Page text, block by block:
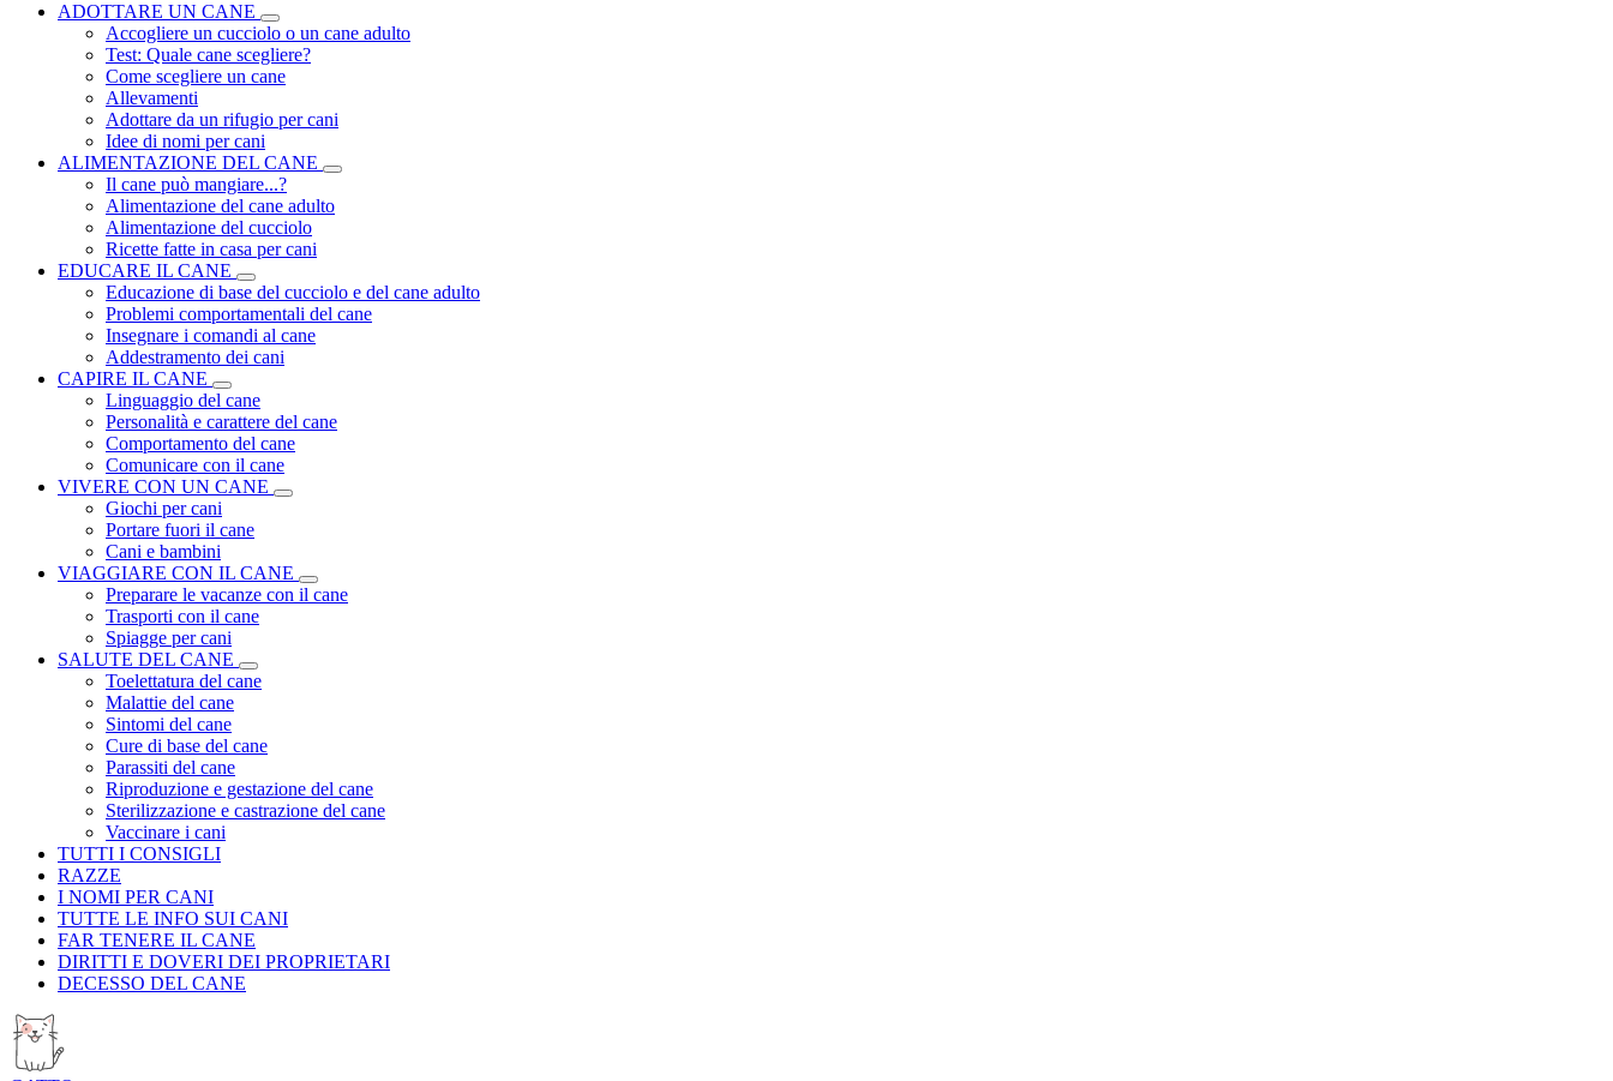
ADOTTARE UN CANE
Accogliere un cucciolo o un cane adulto
Test: Quale cane scegliere?
Come scegliere un cane
Allevamenti
Adottare da un rifugio per cani
Idee di nomi per cani
ALIMENTAZIONE DEL CANE
Il cane può mangiare...?
Alimentazione del cane adulto
Alimentazione del cucciolo
Ricette fatte in casa per cani
EDUCARE IL CANE
Educazione di base del cucciolo e del cane adulto
Problemi comportamentali del cane
Insegnare i comandi al cane
Addestramento dei cani
CAPIRE IL CANE
Linguaggio del cane
Personalità e carattere del cane
Comportamento del cane
Comunicare con il cane
VIVERE CON UN CANE
Giochi per cani
Portare fuori il cane
Cani e bambini
VIAGGIARE CON IL CANE
Preparare le vacanze con il cane
Trasporti con il cane
Spiagge per cani
SALUTE DEL CANE
Toelettatura del cane
Malattie del cane
Sintomi del cane
Cure di base del cane
Parassiti del cane
Riproduzione e gestazione del cane
Sterilizzazione e castrazione del cane
Vaccinare i cani
TUTTI I CONSIGLI
RAZZE
I NOMI PER CANI
TUTTE LE INFO SUI CANI
FAR TENERE IL CANE
DIRITTI E DOVERI DEI PROPRIETARI
DECESSO DEL CANE